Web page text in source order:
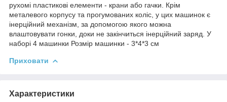
рухомі пластикові елементи - крани або гачки. Крім
металевого корпусу та прогумованих коліс, у цих машинок є
інерційний механізм, за допомогою якого можна
влаштовувати гонки, доки не закінчиться інерційний заряд. У
наборі 4 машинки Розмір машинки - 3*4*3 см
Приховати
Характеристики